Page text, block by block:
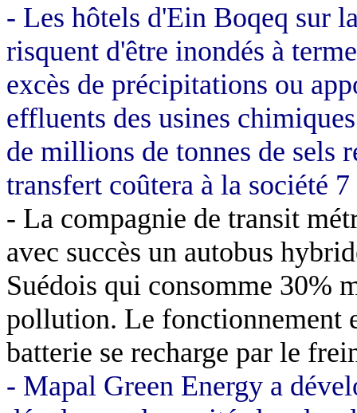
- Les hôtels d'Ein Boqeq sur
risquent d'être inondés à
excès de précipitations ou
effluents des usines
de millions de tonnes de sels
transfert coûtera à la société
- La compagnie de transit
avec succès un autobus
Suédois qui consomme 30%
pollution. Le fonctionnement
batterie se recharge par le
- Mapal Green Energy a